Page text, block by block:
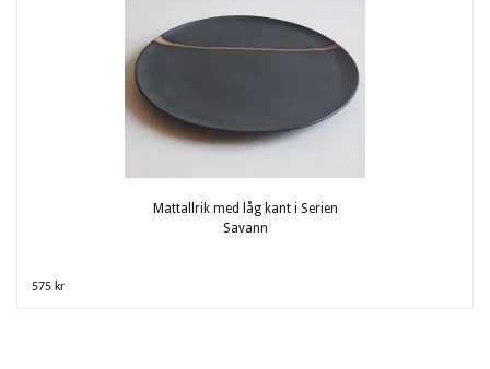
Mattallrik med låg kant i Serien
Savann
575 kr